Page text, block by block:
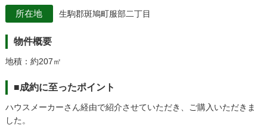
生駒郡斑鳩町服部二丁目
物件概要
地積：約207㎡
■成約に至ったポイント
ハウスメーカーさん経由で紹介させていただき、ご購入いただきま
した。